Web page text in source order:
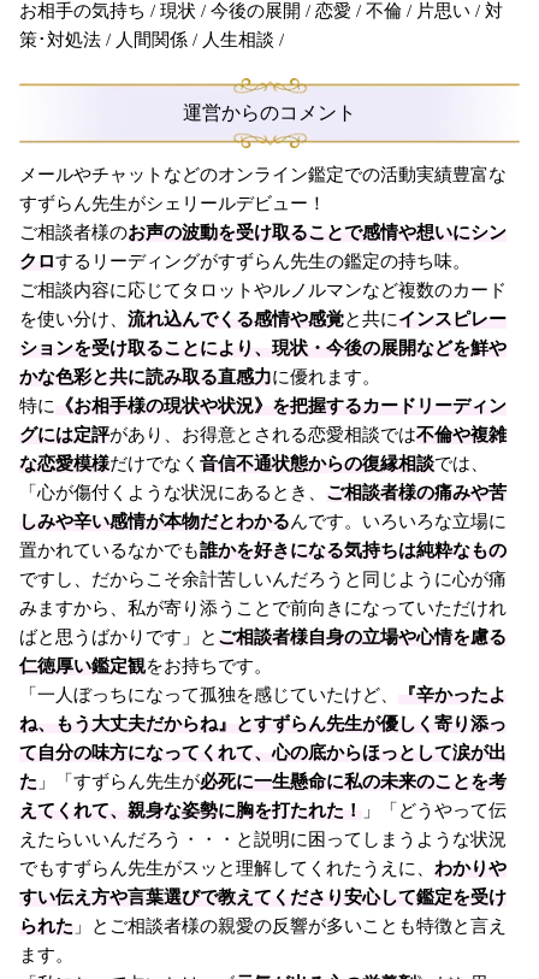
お相手の気持ち / 現状 / 今後の展開 / 恋愛 / 不倫 / 片思い / 対
策･対処法 / 人間関係 / 人生相談 /
運営からのコメント
メールやチャットなどのオンライン鑑定での活動実績豊富な
すずらん先生がシェリールデビュー！
ご相談者様のお声の波動を受け取ることで感情や想いにシン
クロするリーディングがすずらん先生の鑑定の持ち味。
ご相談内容に応じてタロットやルノルマンなど複数のカード
を使い分け、 流れ込んでくる感情や感覚と共にインスピレー
ションを受け取ることにより、現状・今後の展開などを鮮や
かな色彩と共に読み取る直感力に優れます。
特に 《お相手様の現状や状況》を把握するカードリーディン
グには定評があり、お得意とされる恋愛相談では不倫や複雑
な恋愛模様だけでなく 音信不通状態からの復縁相談では、
「心が傷付くような状況にあるとき、 ご相談者様の痛みや苦
しみや辛い感情が本物だとわかるんです。いろいろな立場に
置かれているなかでも誰かを好きになる気持ちは純粋なもの
ですし、だからこそ余計苦しいんだろうと同じように心が痛
みますから、私が寄り添うことで前向きになっていただけれ
ばと思うばかりです」と ご相談者様自身の立場や心情を慮る
仁徳厚い鑑定観をお持ちです。
「一人ぼっちになって孤独を感じていたけど、
『辛かったよ
ね、もう大丈夫だからね』とすずらん先生が優しく寄り添っ
て自分の味方になってくれて、心の底からほっとして涙が出
た 」「すずらん先生が必死に一生懸命に私の未来のことを考
えてくれて、親身な姿勢に胸を打たれた！
」「どうやって伝
えたらいいんだろう・・・と説明に困ってしまうような状況
でもすずらん先生がスッと理解してくれたうえに、 わかりや
すい伝え方や言葉選びで教えてくださり安心して鑑定を受け
られた 」とご相談者様の親愛の反響が多いことも特徴と言え
ます。